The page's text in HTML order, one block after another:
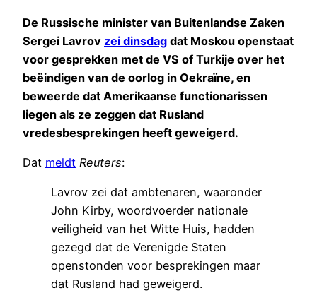
De Russische minister van Buitenlandse Zaken
Sergei Lavrov zei dinsdag dat Moskou openstaat
voor gesprekken met de VS of Turkije over het
beëindigen van de oorlog in Oekraïne, en
beweerde dat Amerikaanse functionarissen
liegen als ze zeggen dat Rusland
vredesbesprekingen heeft geweigerd.
Dat meldt Reuters:
Lavrov zei dat ambtenaren, waaronder
John Kirby, woordvoerder nationale
veiligheid van het Witte Huis, hadden
gezegd dat de Verenigde Staten
openstonden voor besprekingen maar
dat Rusland had geweigerd.